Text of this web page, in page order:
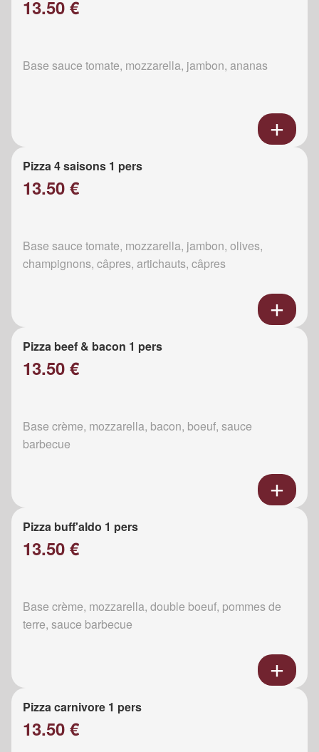
13.50 €
Base sauce tomate, mozzarella, jambon, ananas
Pizza 4 saisons 1 pers
13.50 €
Base sauce tomate, mozzarella, jambon, olives,
champignons, câpres, artichauts, câpres
Pizza beef & bacon 1 pers
13.50 €
Base crème, mozzarella, bacon, boeuf, sauce
barbecue
Pizza buff'aldo 1 pers
13.50 €
Base crème, mozzarella, double boeuf, pommes de
terre, sauce barbecue
Pizza carnivore 1 pers
13.50 €